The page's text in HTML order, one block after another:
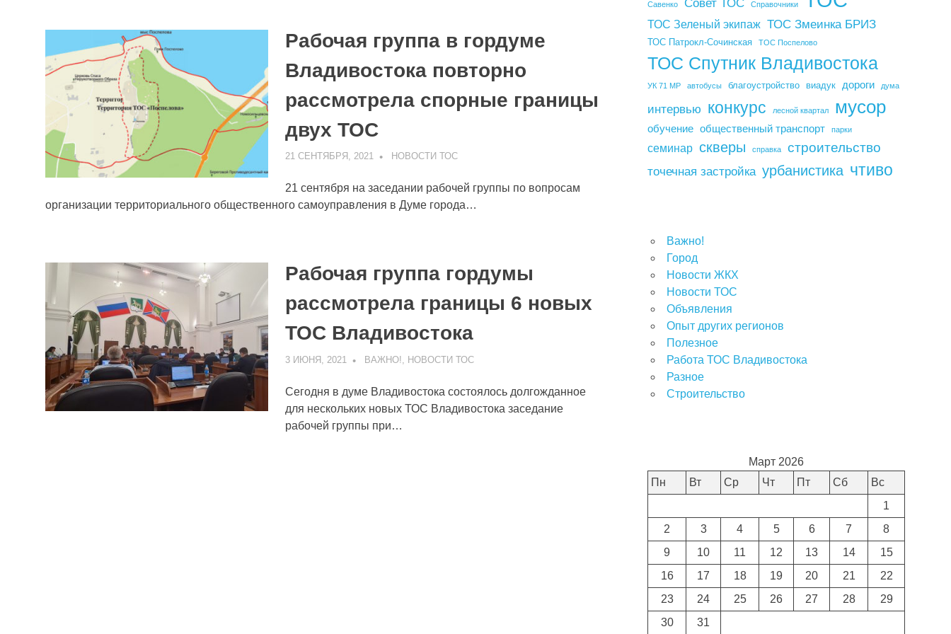
Рабочая группа в гордуме
Владивостока повторно
рассмотрела спорные границы
двух ТОС
21 СЕНТЯБРЯ, 2021 ADMIN
НОВОСТИ ТОС
21 сентября на заседании рабочей группы по вопросам
организации территориального общественного самоуправления в Думе города…
Рабочая группа гордумы
рассмотрела границы 6 новых
ТОС Владивостока
3 ИЮНЯ, 2021 ADMIN
ВАЖНО! НОВОСТИ ТОС
Сегодня в думе Владивостока состоялось долгожданное
для нескольких новых ТОС Владивостока заседание
рабочей группы при…
Савенко Справочники
ТОС Зеленый экипаж ТОС Змеинка БРИЗ
ТОС Патрокл-Сочинская ТОС Поспелово
ТОС Спутник Владивостока
УК 71 МР автобусы благоустройство виадук дороги дума
интервью конкурс лесной квартал мусор
обучение общественный транспорт парки
семинар скверы справка строительство
точечная застройка урбанистика чтиво
Важно!
Город
Новости ЖКХ
Новости ТОС
Объявления
Опыт других регионов
Полезное
Работа ТОС Владивостока
Разное
Строительство
Март 2026
Пн
Вт Ср Чт Пт Сб
Вс
1
2
3 4 5 6 7
8
9
10 11 12 13 14
15
16
17 18 19 20 21
22
23
24 25 26 27 28
29
30
31